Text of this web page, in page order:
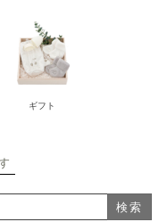
ギフト
検索